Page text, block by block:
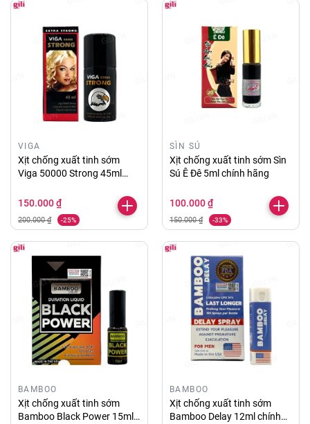
VIGA
Xịt chống xuất tinh sớm
Viga 50000 Strong 45ml
150.000 ₫
200.000 ₫ -25%
SÌN SÚ
Xịt chống xuất tinh sớm Sìn
Sú Ê Đê 5ml chính hãng
100.000 ₫
150.000 ₫ -33%
BAMBOO
Xịt chống xuất tinh sớm
Bamboo Black Power 15ml
BAMBOO
Xịt chống xuất tinh sớm
Bamboo Delay 12ml chính